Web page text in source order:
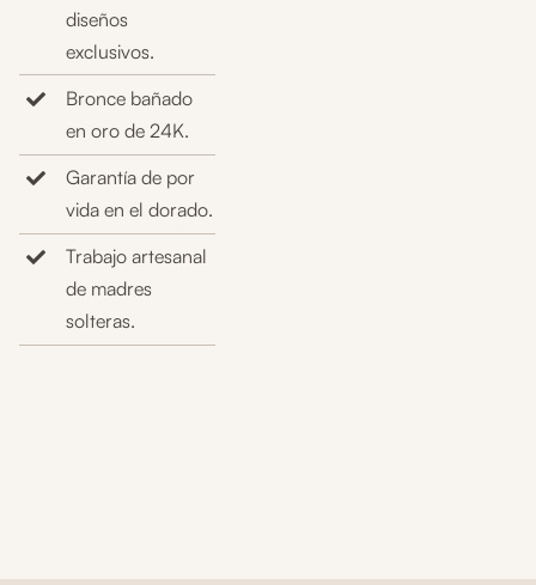
diseños
exclusivos.
Bronce bañado
en oro de 24K.
Garantía de por
vida en el dorado.
Trabajo artesanal
de madres
solteras.